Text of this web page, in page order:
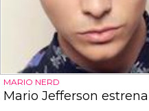
MARIO NERD
Mario Jefferson